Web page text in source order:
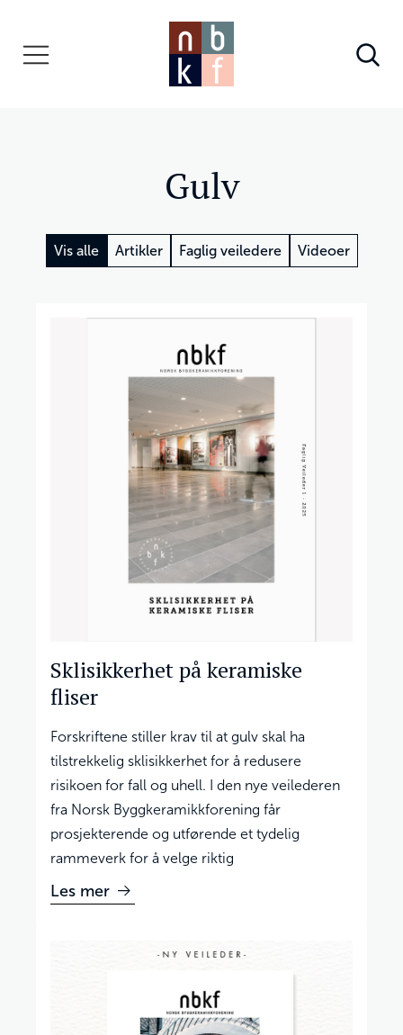
Gulv
Vis alle Artikler Faglig veiledere Videoer
Sklisikkerhet på keramiske
fliser
Forskriftene stiller krav til at gulv skal ha
tilstrekkelig sklisikkerhet for å redusere
risikoen for fall og uhell. I den nye veilederen
fra Norsk Byggkeramikkforening får
prosjekterende og utførende et tydelig
rammeverk for å velge riktig
Les mer